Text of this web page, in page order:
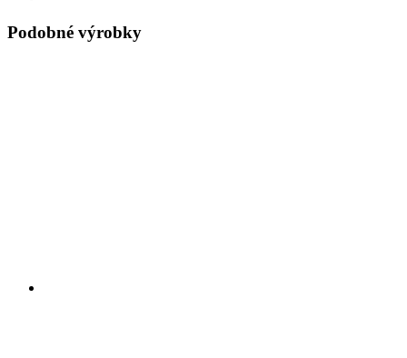
Podobné výrobky